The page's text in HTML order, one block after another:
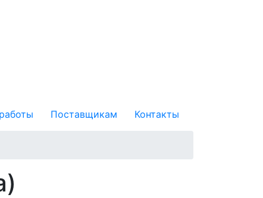
Поставщикам Контакты